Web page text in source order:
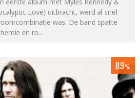
eerste album met Myles Kennedy &
Love) uitbracht, werd al snel
was. De band spatte
en ro...
89%